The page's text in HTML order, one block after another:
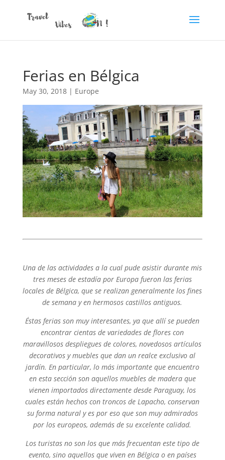
Ferias en Bélgica
May 30, 2018| Europe
Una de las actividades a la cual pude asistir durante mis
tres meses de estadía por Europa fueron las ferias
locales de Bélgica, que se realizan generalmente los fines
de semana y en hermosos castillos antiguos.
Éstas ferias son muy interesantes, ya que allí se pueden
encontrar cientas de variedades de flores con
maravillosos despliegues de colores, novedosos artículos
decorativos y muebles que dan un realce exclusivo al
jardín. En particular, lo más importante que encuentro
en esta sección son aquellosmuebles de madera que
vienen importados directamente desde Paraguay, los
cuales están hechos con troncos de Lapacho, conservan
su forma natural y es por eso que son muy admirados
por los europeos, además de su excelente calidad.
Los turistas no son los que más frecuentan este tipo de
evento, sino aquellos que viven en Bélgica o en países